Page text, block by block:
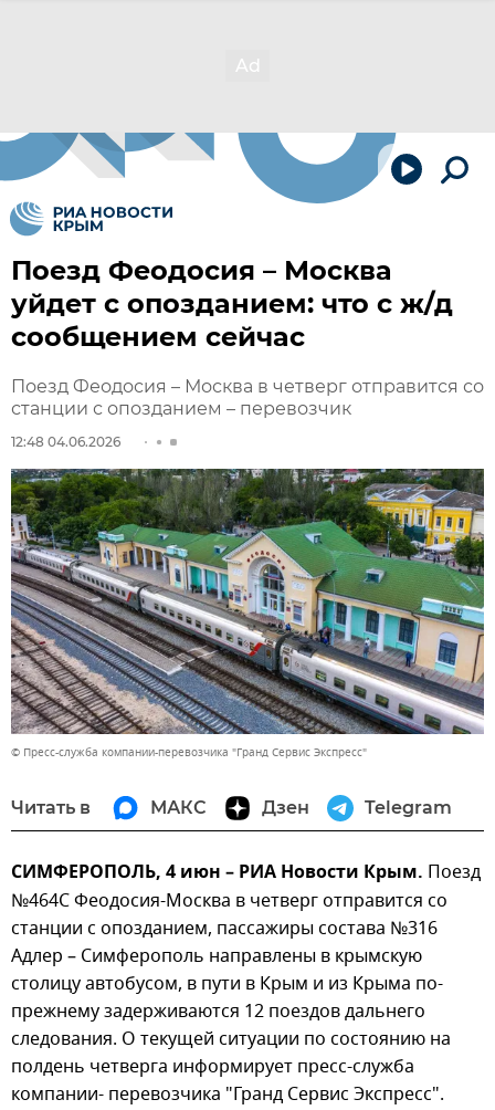
Поезд Феодосия – Москва
уйдет с опозданием: что с ж/д
сообщением сейчас
Поезд Феодосия – Москва в четверг отправится со
станции с опозданием – перевозчик
12:48 04.06.2026
© Пресс-служба компании-перевозчика "Гранд Сервис Экспресс"
Читать в МАКС Дзен Telegram
СИМФЕРОПОЛЬ, 4 июн – РИА Новости Крым. Поезд
№464С Феодосия-Москва в четверг отправится со
станции с опозданием, пассажиры состава №316
Адлер – Симферополь направлены в крымскую
столицу автобусом, в пути в Крым и из Крыма по-
прежнему задерживаются 12 поездов дальнего
следования. О текущей ситуации по состоянию на
полдень четверга информирует пресс-служба
компании- перевозчика "Гранд Сервис Экспресс".